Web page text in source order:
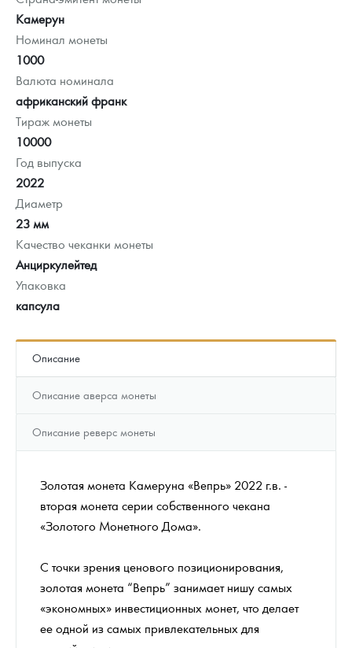
Камерун
Номинал монеты
1000
Валюта номинала
африканский франк
Тираж монеты
10000
Год выпуска
2022
Диаметр
23 мм
Качество чеканки монеты
Анциркулейтед
Упаковка
капсула
Описание
Описание аверса монеты
Описание реверс монеты
Золотая монета Камеруна «Вепрь» 2022 г.в. -
вторая монета серии собственного чекана
«Золотого Монетного Дома».
С точки зрения ценового позиционирования,
золотая монета “Вепрь” занимает нишу самых
«экономных» инвестиционных монет, что делает
ее одной из самых привлекательных для